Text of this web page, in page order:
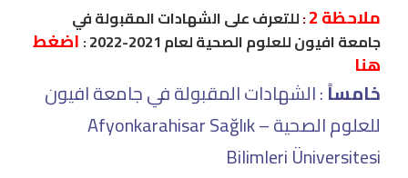
ملاحظة 2 :للتعرف على الشهادات المقبولة في
جامعة افيون للعلوم الصحية لعام 2021-2022 :
اضغط
هنا
خامساً: الشهادات المقبولة في جامعة افيون
للعلوم الصحية – Afyonkarahisar Sağlık
Bilimleri Üniversitesi